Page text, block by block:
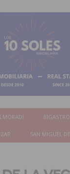
BIGASTRO
SAN MIGUEL